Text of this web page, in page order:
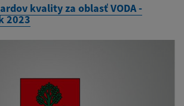
kvality za oblasť VODA -
2023